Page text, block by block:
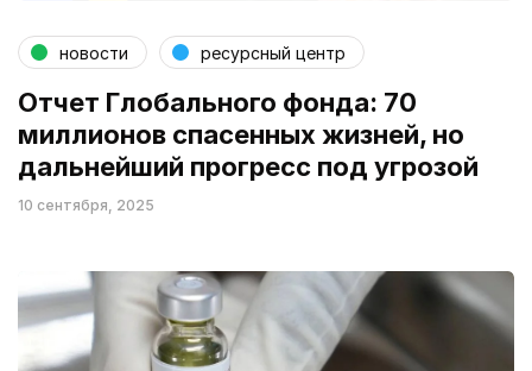
новости ресурсный центр
Отчет Глобального фонда: 70
миллионов спасенных жизней, но
дальнейший прогресс под угрозой
10 сентября, 2025